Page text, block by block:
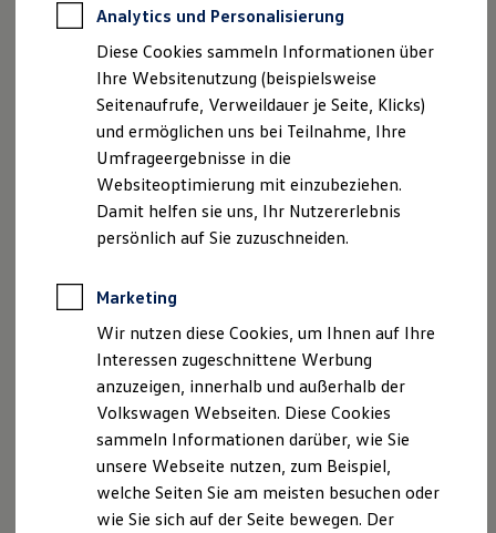
Professional Class bei Volkswagen
Behörden
Direktkunden
Sonderfahrzeuge
Anpfiff zum Gewinn
Elektromobilität
Elektroautos
ID. Tutorials
Elektrofahrzeugkonzepte
ID. EVERY1
Reichweite
Rekuperation
Laden unterwegs
Laden Zuhause
Ladestationen finden
Ladezeitensimulator
Batterie
Sicherheit
Nachhaltigkeit
Technologie
Kosten und Kauf
Impressum
Mainzl GmbH & Co. KG
Münchener Str. 20/23
83620 Feldkirchen-Westerham
Deutschland
Tel.: 08063 81 09-0
Fax: 08063 81 09-33
Registergericht: Amtsgericht Traunstein
Registernummer: HRA 15074
Vertretungsberechtigte Gesellschafterin
(Komplementärin): Mainzl Beteiligungs GmbH,
Registergericht: Amtsgericht Traunstein,
Registernummer: HRB 34012, ihrerseits vertreten
durch die Geschäftsführer/innen: Annalena Mainzl,
Roland Mainzl, Tobias Sebastian Huber
Analytics und Personalisierung
Diese Cookies sammeln Informationen über
Ihre Websitenutzung (beispielsweise
Seitenaufrufe, Verweildauer je Seite, Klicks)
und ermöglichen uns bei Teilnahme, Ihre
Umfrageergebnisse in die
Websiteoptimierung mit einzubeziehen.
Damit helfen sie uns, Ihr Nutzererlebnis
persönlich auf Sie zuzuschneiden.
Marketing
Wir nutzen diese Cookies, um Ihnen auf Ihre
Interessen zugeschnittene Werbung
anzuzeigen, innerhalb und außerhalb der
Volkswagen Webseiten. Diese Cookies
sammeln Informationen darüber, wie Sie
unsere Webseite nutzen, zum Beispiel,
welche Seiten Sie am meisten besuchen oder
wie Sie sich auf der Seite bewegen. Der